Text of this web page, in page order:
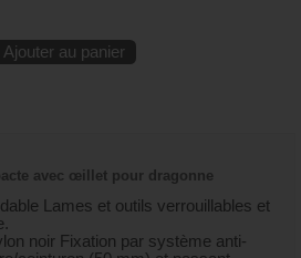
Ajouter au panier
avec œillet pour dragonne
Lames et outils verrouillables et
noir Fixation par système anti-